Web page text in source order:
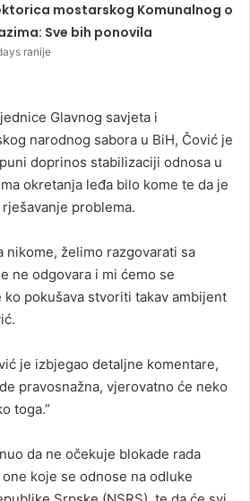
mostarskog Komunalnog o
Sve bih ponovila
ranije
Glavnog savjeta i
narodnog sabora u BiH, Čović je
doprinos stabilizaciji odnosa u
okretanja leđa bilo kome te da je
problema.
nikome, želimo razgovarati sa
ne odgovara i mi ćemo se
pokušava stvoriti takav ambijent
je izbjegao detaljne komentare,
pravosnažna, vjerovatno će neko
toga.”
da ne očekuje blokade rada
koje se odnose na odluke